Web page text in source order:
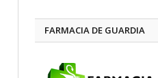
FARMACIA DE GUARDIA